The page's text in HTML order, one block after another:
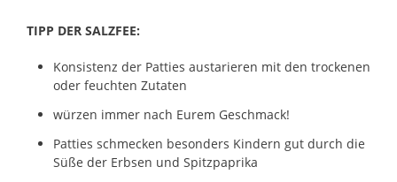
TIPP DER SALZFEE:
Konsistenz der Patties austarieren mit den trockenen
oder feuchten Zutaten
würzen immer nach Eurem Geschmack!
Patties schmecken besonders Kindern gut durch die
Süße der Erbsen und Spitzpaprika